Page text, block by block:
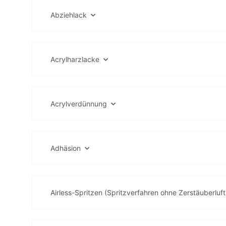
Abziehlack
Acrylharzlacke
Acrylverdünnung
Adhäsion
Airless-Spritzen (Spritzverfahren ohne